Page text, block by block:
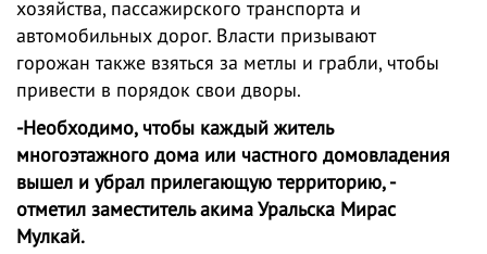
хозяйства, пассажирского транспорта и
автомобильных дорог. Власти призывают
горожан также взяться за метлы и грабли, чтобы
привести в порядок свои дворы.
-Необходимо, чтобы каждый житель
многоэтажного дома или частного домовладения
вышел и убрал прилегающую территорию, -
отметил заместитель акима Уральска Мирас
Мулкай.